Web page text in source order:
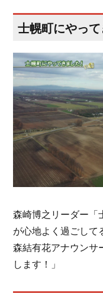
士幌町にやって
森崎博之リーダー「
が心地よく過ごして
森結有花アナウンサ
します！」